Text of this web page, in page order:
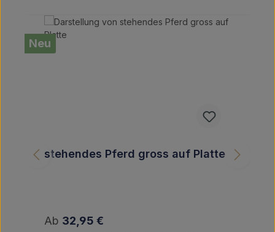
Neu
stehendes Pferd gross auf Platte
Regulärer Preis:
Ab 32,95 €